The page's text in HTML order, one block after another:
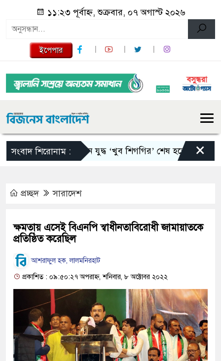
১১:২৩ পূর্বাহ্ন, শুক্রবার, ০৭ অগাস্ট ২০২৬
ইপেপার
সংবাদ শিরোনাম :ইরান যুদ্ধ ‘খুব শিগগির’ শেষ হতে পারে: ট্রাম্প
×
প্রচ্ছদ সারাদেশ
ক্ষমতায় এসেই বিএনপি স্বাধীনতাবিরোধী জামায়াতকে
প্রতিষ্ঠিত করেছিল
আশরাফুল হক, লালমনিরহাট
প্রকাশিত : ০৯:৫০:২৭ অপরাহ্ন, শনিবার, ৮ অক্টোবর ২০২২